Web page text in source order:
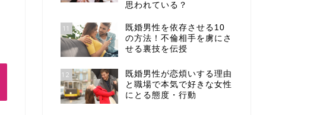
思われている？
11
既婚男性を依存させる10
の方法！不倫相手を虜にさ
せる裏技を伝授
12
既婚男性が恋煩いする理由
と職場で本気で好きな女性
にとる態度・行動